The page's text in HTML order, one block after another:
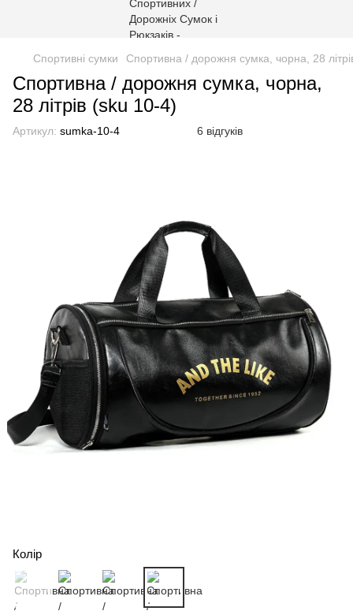
Спортивні сумки Спортивна / дорожня сумка, чорна, 28
Спортивна / дорожня сумка, чорна,
28 літрів (sku 10-4)
Артикул: sumka-10-4 6 відгуків
Колір